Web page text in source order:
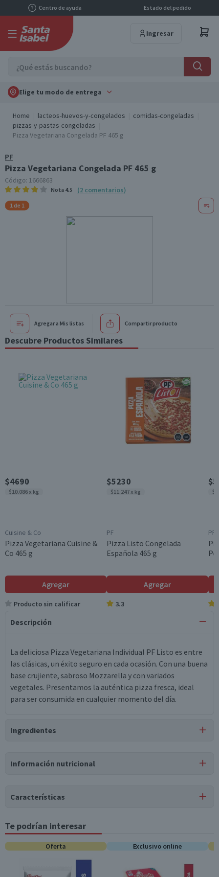
Centro de ayuda Estado del pedido
Ingresar
Elige tu modo de entrega
Home lacteos-huevos-y-congelados
comidas-congeladas
pizzas-y-pastas-congeladas
Pizza Vegetariana Congelada PF 465 g
PF
Pizza Vegetariana Congelada PF 465 g
Código: 1666863
Nota 4.5 (2 comentarios)
1 de 1
Agregar a Mis listas Compartir producto
Descubre Productos Similares
$4690
$10.086 x kg
Cuisine & Co
Pizza Vegetariana Cuisine &
Co 465 g
Agregar
Producto sin calificar
$5230
$11.247 x kg
PF
Pizza Listo Congelada
Española 465 g
Agregar
3.3
PF
Descripción
La deliciosa Pizza Vegetariana Individual PF Listo es entre
las clásicas, un éxito seguro en cada ocasión. Con una buena
base crujiente, sabroso Mozzarella y con variados
vegetales. Presentamos la auténtica pizza fresca, ideal
para ser consumida en cualquier momento del día.
Ingredientes
aceitunas negras, pimentón rojo, aceite de soya, sal, azúcar,
sodio, orégano, l-cisteína.
Información nutricional
Tabla nutricional
medios
11,6
Características
Tipo de Producto
Pizzeta Mix
Almacenamiento
Conservar congelado
Te podrían interesar
Oferta Exclusivo online